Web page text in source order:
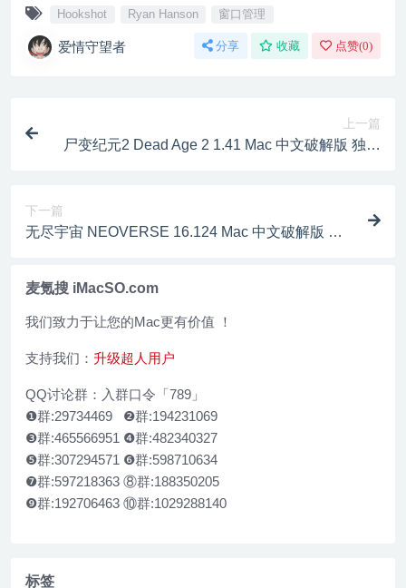
Hookshot Ryan Hanson 窗口管理
爱情守望者 分享 收藏 点赞(0)
上一篇
尸变纪元2 Dead Age 2 1.41 Mac 中文破解版 独立
下一篇
无尽宇宙 NEOVERSE 16.124 Mac 中文破解版 卡
麦氪搜 iMacSO.com
我们致力于让您的Mac更有价值 ！
支持我们： 升级超人用户
QQ讨论群：入群口令「789」
❶群:29734469 ❷群:194231069
❸群:465566951 ❹群:482340327
❺群:307294571 ❻群:598710634
❼群:597218363 ⑧群:188350205
❾群:192706463 ⑩群:1029288140
标签